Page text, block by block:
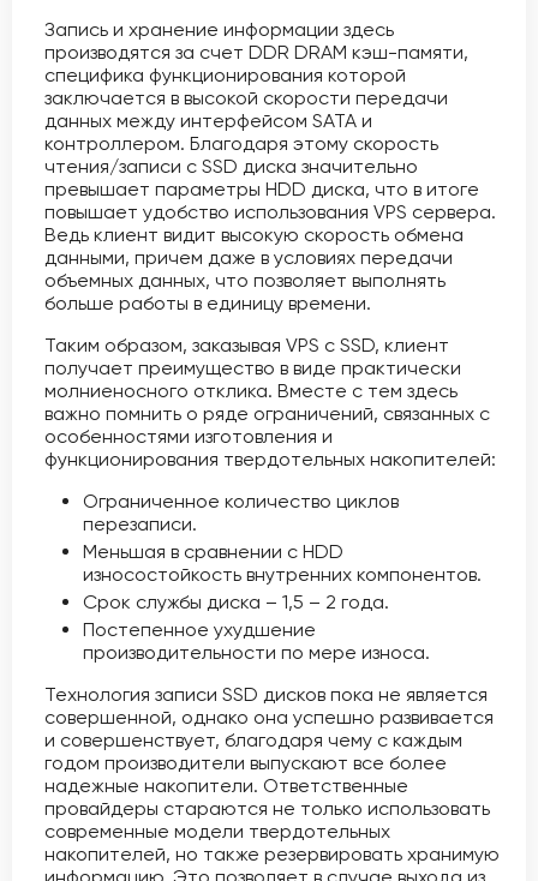
Запись и хранение информации здесь
производятся за счет DDR DRAM кэш-памяти,
специфика функционирования которой
заключается в высокой скорости передачи
данных между интерфейсом SATA и
контроллером. Благодаря этому скорость
чтения/записи с SSD диска значительно
превышает параметры HDD диска, что в итоге
повышает удобство использования VPS сервера.
Ведь клиент видит высокую скорость обмена
данными, причем даже в условиях передачи
объемных данных, что позволяет выполнять
больше работы в единицу времени.
Таким образом, заказывая VPS с SSD, клиент
получает преимущество в виде практически
молниеносного отклика. Вместе с тем здесь
важно помнить о ряде ограничений, связанных с
особенностями изготовления и
функционирования твердотельных накопителей:
Ограниченное количество циклов
перезаписи.
Меньшая в сравнении с HDD
износостойкость внутренних компонентов.
Срок службы диска – 1,5 – 2 года.
Постепенное ухудшение
производительности по мере износа.
Технология записи SSD дисков пока не является
совершенной, однако она успешно развивается
и совершенствует, благодаря чему с каждым
годом производители выпускают все более
надежные накопители. Ответственные
провайдеры стараются не только использовать
современные модели твердотельных
накопителей, но также резервировать хранимую